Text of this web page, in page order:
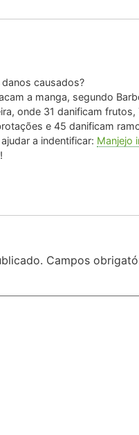
causados?
a manga, segundo
onde 31 danificam
e 45 danificam
a indentificar: Manjejo
Campos